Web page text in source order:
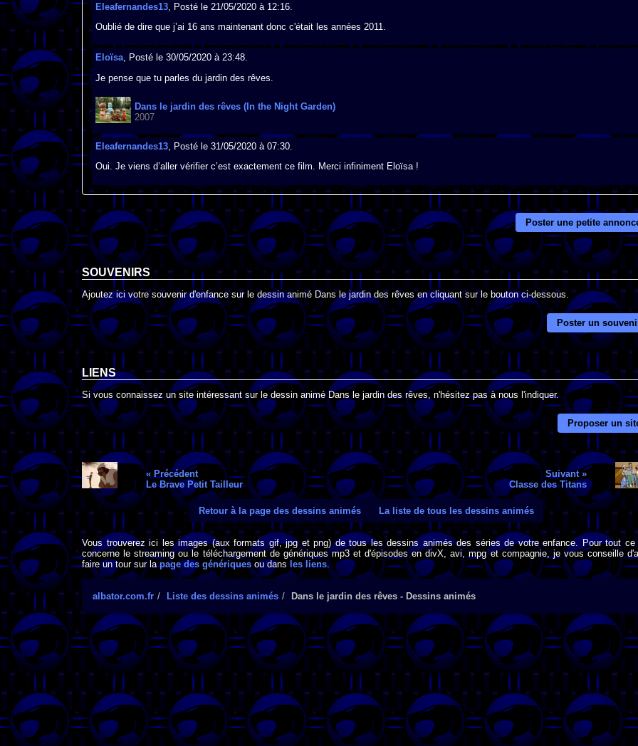
Eleafernandes13, Posté le 21/05/2020 à 12:16.
Oublié de dire que j’ai 16 ans maintenant donc c'était les années 2011.
Eloïsa, Posté le 30/05/2020 à 23:48.
Je pense que tu parles du jardin des rêves.
Dans le jardin des rêves (In the Night Garden)
2007
Eleafernandes13, Posté le 31/05/2020 à 07:30.
Oui. Je viens d’aller vérifier c’est exactement ce film. Merci infiniment Eloïsa !
Poster une petite
SOUVENIRS
Ajoutez ici votre souvenir d'enfance sur le dessin animé Dans le jardin des rêves en cliquant sur le bouton ci-dessous.
Poster un
LIENS
Si vous connaissez un site intéressant sur le dessin animé Dans le jardin des rêves, n'hésitez pas à nous l'indiquer.
Proposer un
« Précédent
Le Brave Petit Tailleur
Suivant »
Classe des Titans
Retour à la page des dessins animés La liste de tous les dessins animés
Vous trouverez ici les images (aux formats gif, jpg et png) de tous les dessins animés des séries de votre enfance. Pour tout ce
concerne le streaming ou le téléchargement de génériques mp3 et d'épisodes en divX, avi, mpg et compagnie, je vous conseille
faire un tour sur lapage des génériquesou dans les liens .
albator.com.fr Liste des dessins animés Dans le jardin des rêves - Dessins animés